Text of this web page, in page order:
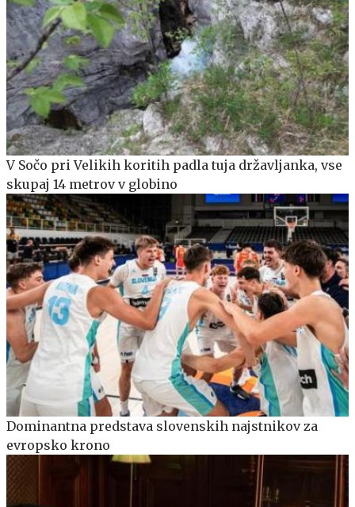
V Sočo pri Velikih koritih padla tuja državljanka, vse
skupaj 14 metrov v globino
Dominantna predstava slovenskih najstnikov za
evropsko krono